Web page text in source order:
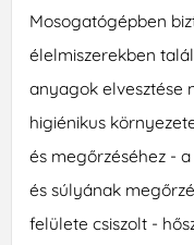
Mosogatógépben
élelmiszerekben
anyagok elvesztése
higiénikus
és megőrzéséhez -
és súlyának
felülete csiszolt -